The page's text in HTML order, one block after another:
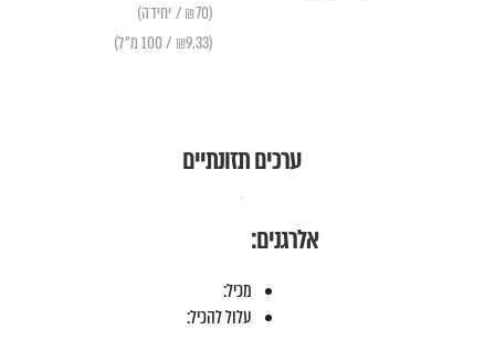
(₪70 / יחידה)
(₪9.33 / 100 מ"ל)
ערכים תזונתיים
אלרגנים:
מכיל:
עלול להכיל: